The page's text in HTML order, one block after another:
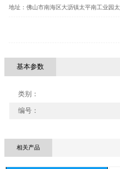
地址：佛山市南海区大沥镇太平南工业园
基本参数
类别：
编号：
相关产品